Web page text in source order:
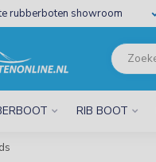
rubberboten showroom
RIB BOOT